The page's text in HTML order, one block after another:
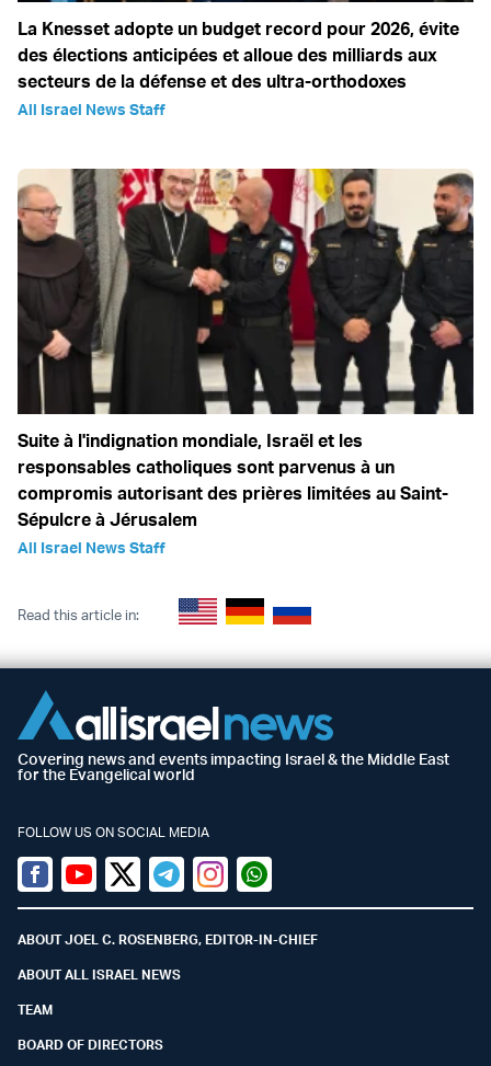
La Knesset adopte un budget record pour 2026, évite
des élections anticipées et alloue des milliards aux
secteurs de la défense et des ultra-orthodoxes
All Israel News Staff
Suite à l'indignation mondiale, Israël et les
responsables catholiques sont parvenus à un
compromis autorisant des prières limitées au Saint-
Sépulcre à Jérusalem
All Israel News Staff
Read this article in:
Covering news and events impacting Israel & the Middle East
for the Evangelical world
FOLLOW US ON SOCIAL MEDIA
Facebook
YoutubeTwitter (X)
TelegramInstagramWhatsapp
ABOUT JOEL C. ROSENBERG, EDITOR-IN-CHIEF
ABOUT ALL ISRAEL NEWS
TEAM
BOARD OF DIRECTORS